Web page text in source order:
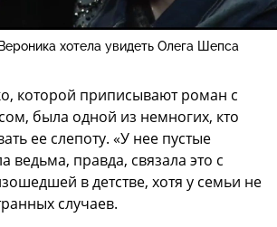
хотела увидеть Олега Шепса
которой приписывают роман с
была одной из немногих, кто
ее слепоту. «У нее пустые
ведьма, правда, связала это с
в детстве, хотя у семьи не
случаев.